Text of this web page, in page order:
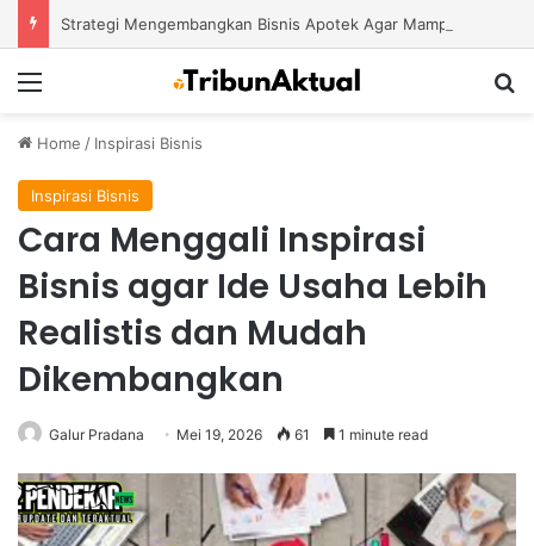
Home / Inspirasi Bisnis
Inspirasi Bisnis
Cara Menggali Inspirasi
Bisnis agar Ide Usaha Lebih
Realistis dan Mudah
Dikembangkan
Galur Pradana Mei 19, 2026 61 1 minute read